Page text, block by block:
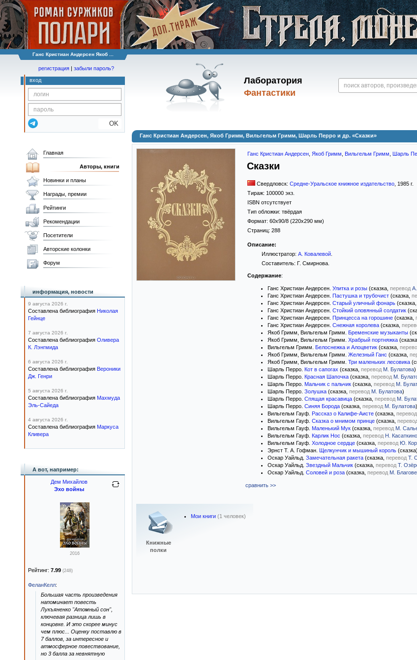
Ганс Кристиан Андерсен Якоб ...
Лаборатория
Фантастики
регистрация | забыли пароль?
вход
OK
Ганс Кристиан Андерсен, Якоб Гримм, Вильгельм Гримм, Шарль Перро и др. «Сказки»
Ганс Кристиан Андерсен Якоб Гримм Вильгельм Гримм Шарль
Сказки
Свердловск: Средне-Уральское книжное издательство 1985 г.
Тираж: 100000 экз.
ISBN отсутствует
Тип обложки: твёрдая
Формат: 60x90/8 (220x290 мм)
Страниц: 288
Описание:
Иллюстратор: А. Ковалевой.
Составитель: Г. Смирнова.
Содержание:
Ганс Христиан Андерсен. Улитка и розы (сказка, перевод
Ганс Христиан Андерсен. Пастушка и трубочист (сказка,
Ганс Христиан Андерсен. Старый уличный фонарь (сказка,
Ганс Христиан Андерсен. Стойкий оловянный солдатик
Ганс Христиан Андерсен. Принцесса на горошине (сказка,
Ганс Христиан Андерсен. Снежная королева (сказка,
Якоб Гримм, Вильгельм Гримм. Бременские музыканты
Якоб Гримм, Вильгельм Гримм. Храбрый портняжка (сказка,
Вильгельм Гримм. Белоснежка и Алоцветик (сказка,
Якоб Гримм, Вильгельм Гримм. Железный Ганс (сказка,
Якоб Гримм, Вильгельм Гримм. Три маленьких лесовика
Шарль Перро. Кот в сапогах (сказка, перевод М. Булатова)
Шарль Перро. Красная Шапочка (сказка, перевод М.
Шарль Перро. Мальчик с пальчик (сказка, перевод М.
Шарль Перро. Золушка (сказка, перевод М. Булатова)
Шарль Перро. Спящая красавица (сказка, перевод М.
Шарль Перро. Синяя Борода (сказка, перевод М. Булатова)
Вильгельм Гауф. Рассказ о Калифе-Аисте (сказка, перевод
Вильгельм Гауф. Сказка о мнимом принце (сказка,
Вильгельм Гауф. Маленький Мук (сказка, перевод М.
Вильгельм Гауф. Карлик Нос (сказка, перевод Н.
Вильгельм Гауф. Холодное сердце (сказка, перевод Ю.
Эрнст Т. А. Гофман. Щелкунчик и мышиный король (сказка)
Оскар Уайльд. Замечательная ракета (сказка, перевод Т.
Оскар Уайльд. Звездный Мальчик (сказка, перевод Т.
Оскар Уайльд. Соловей и роза (сказка, перевод М.
сравнить >>
Книжные
полки
Мои книги (1 человек)
Главная
Авторы, книги
Новинки и планы
Награды, премии
Рейтинги
Рекомендации
Посетители
Авторские колонки
Форум
информация, новости
9 августа 2026 г.
Составлена библиография Николая
Гейнце
7 августа 2026 г.
Составлена библиография Оливера
К. Лэнгмида
6 августа 2026 г.
Составлена библиография Вероники
Дж. Генри
5 августа 2026 г.
Составлена библиография Махмуда
Эль-Сайеда
4 августа 2026 г.
Составлена библиография Маркуса
Кливера
А вот, например:
Дем Михайлов
Эхо войны
2016
Рейтинг: 7.99 (248)
ФеланКелл:
Большая часть произведения
напоминает повесть
Лукъяненко "Атомный сон",
ключевая разница лишь в
концовке. И это скорее минус
чем плюс... Оценку поставлю в
7 баллов, за интересное и
атмосферное повествование,
но 3 балла за невнятную